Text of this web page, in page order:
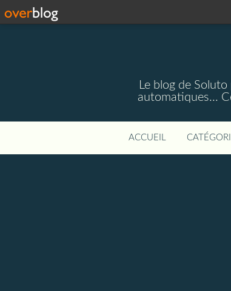
Le blog de
automatiques...
ACCUEIL